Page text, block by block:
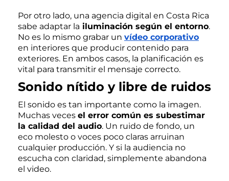
Por otro lado, una agencia digital en Costa Rica
sabe adaptar la iluminación según el entorno.
No es lo mismo grabar un vídeo corporativo
en interiores que producir contenido para
exteriores. En ambos casos, la planificación es
vital para transmitir el mensaje correcto.
Sonido nítido y libre de ruidos
El sonido es tan importante como la imagen.
Muchas veces el error común es subestimar
la calidad del audio. Un ruido de fondo, un
eco molesto o voces poco claras arruinan
cualquier producción. Y si la audiencia no
escucha con claridad, simplemente abandona
el video.